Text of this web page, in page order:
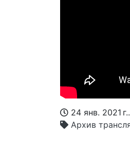
24 янв. 2021 г..
Архив